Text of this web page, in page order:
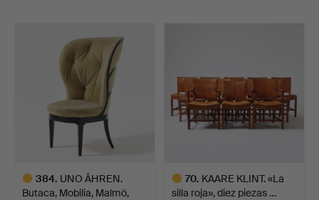
384. UNO ÅHREN.
Butaca, Mobilia, Malmö,
70. KAARE KLINT. «La
silla roja», diez piezas …